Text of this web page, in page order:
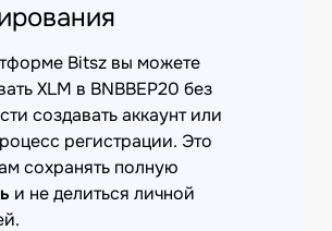
Bitsz вы можете
XLM в BNBBEP20 без
создавать аккаунт или
регистрации. Это
сохранять полную
и не делиться личной